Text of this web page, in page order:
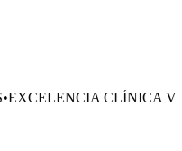
CLÍNICA VERIFICADA